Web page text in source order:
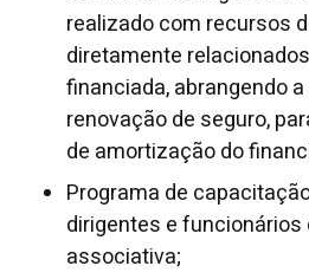
realizado com recursos
diretamente
financiada, abrangendo
renovação de seguro,
de amortização do
Programa de
dirigentes e
associativa;